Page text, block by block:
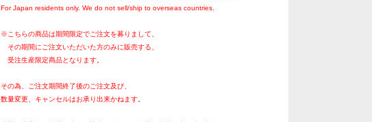
For Japan residents only. We do not sell/ship to overseas countries.
※こちらの商品は期間限定でご注文を募りまして、
その期間にご注文いただいた方のみに販売する、
受注生産限定商品となります。
その為、ご注文期間終了後のご注文及び、
数量変更、キャンセルはお承り出来かねます。